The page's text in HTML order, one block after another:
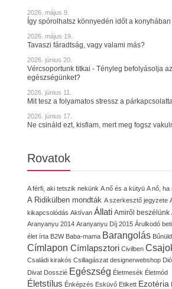
2026. május 9.
Így spórolhatsz könnyedén időt a konyhában
2026. május 19.
Tavaszi fáradtság, vagy valami más?
2026. június 20.
Vércsoportunk titkai - Tényleg befolyásolja az
egészségünket?
2026. június 11.
Mit tesz a folyamatos stressz a
2026. június 17.
Ne csináld ezt, kisfiam, mert meg fogsz
Rovatok
A férfi, aki tetszik nekünk A nő és a kütyü A nő,
A Ridikülben mondták A szerkesztő jegyzete
kikapcsolódás Aktívan Állati Amiről beszélünk
Aranyanyu 2014 Aranyanyu Díj 2015 Árulkodó
élet írta B2W Baba-mama Barangolás
Címlapon Címlapsztori Civilben
Családi kirakós Csillagászat designerwebshop
Divat Dosszié Egészség Életmesék Életmód
Életstílus Énképzés Esküvő Etikett Ezotéria